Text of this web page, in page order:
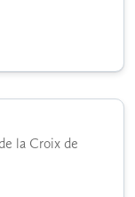
la Croix de